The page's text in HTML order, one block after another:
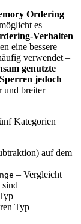
Ordering
es
Verhalten
eine bessere
verwendet –
genutzte
jedoch
und breiter
Kategorien
auf dem
– Vergleicht
sind
Typ